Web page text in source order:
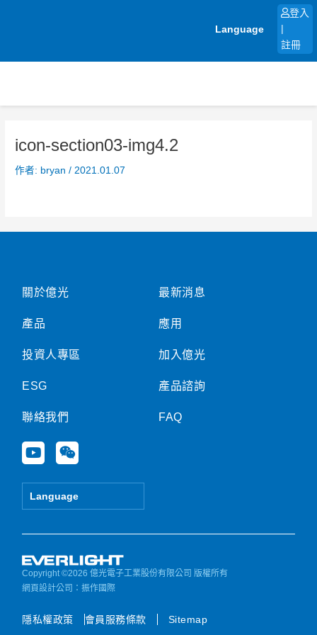
Language
登入
註冊
icon-section03-img4.2
作者: bryan/ 2021.01.07
關於億光
產品
投資人專區
ESG
聯絡我們
Y
o
u
e
W
e
i
Language
最新消息
應用
加入億光
產品諮詢
FAQ
Copyright ©2026 億光電子工業股份有限公司 版權所有
網頁設計公司 ：振作國際
隱私權政策 會員服務條款 Sitemap